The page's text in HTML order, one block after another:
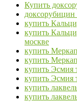
Купить
доксорубицин
купить
купить
москве
купить
купить
купить Эсмия
купить Эсмия
купить
купить